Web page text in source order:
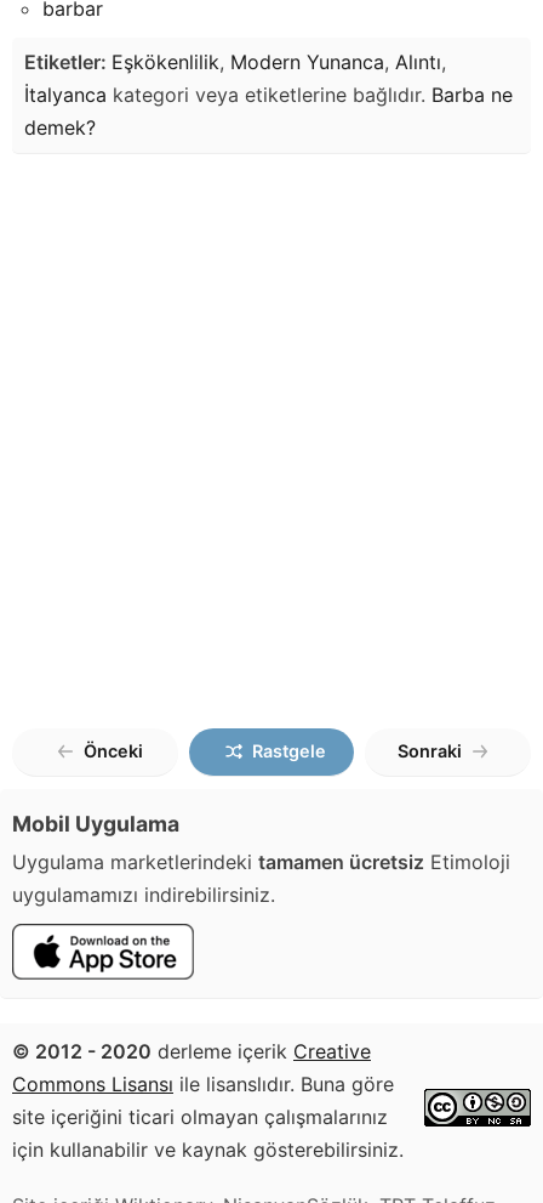
barbar
Etiketler: Eşkökenlilik, Modern Yunanca, Alıntı,
İtalyanca kategori veya etiketlerine bağlıdır. Barba ne
demek?
Önceki Rastgele Sonraki
Mobil Uygulama
Uygulama marketlerindeki tamamen ücretsiz Etimoloji
uygulamamızı indirebilirsiniz.
© 2012 - 2020 derleme içerik Creative
Commons Lisansı ile lisanslıdır. Buna göre
site içeriğini ticari olmayan çalışmalarınız
için kullanabilir ve kaynak gösterebilirsiniz.